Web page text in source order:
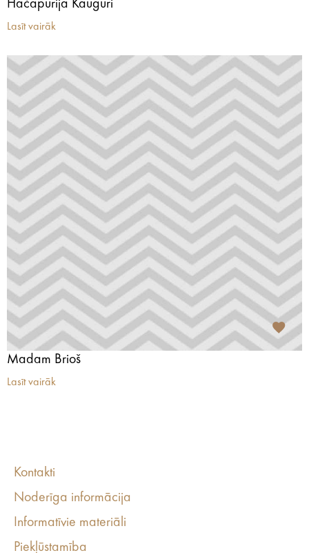
Hačapurija Kauguri
Lasīt vairāk
Madam Brioš
Lasīt vairāk
Kontakti
Noderīga informācija
Informatīvie materiāli
Piekļūstamība